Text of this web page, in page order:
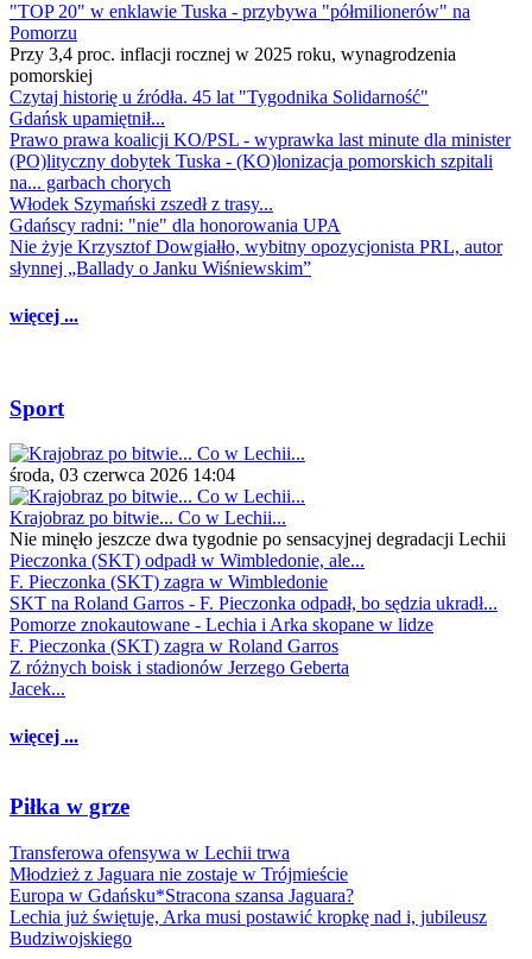
"TOP 20" w enklawie Tuska - przybywa "półmilionerów" na
Pomorzu
Przy 3,4 proc. inflacji rocznej w 2025 roku, wynagrodzenia
pomorskiej
Czytaj historię u źródła. 45 lat "Tygodnika Solidarność"
Gdańsk upamiętnił...
Prawo prawa koalicji KO/PSL - wyprawka last minute dla minister
(PO)lityczny dobytek Tuska - (KO)lonizacja pomorskich szpitali
na... garbach chorych
Włodek Szymański zszedł z trasy...
Gdańscy radni: "nie" dla honorowania UPA
Nie żyje Krzysztof Dowgiałło, wybitny opozycjonista PRL, autor
słynnej „Ballady o Janku Wiśniewskim”
więcej ...
Sport
środa, 03 czerwca 2026 14:04
Krajobraz po bitwie... Co w Lechii...
Nie minęło jeszcze dwa tygodnie po sensacyjnej degradacji Lechii
Pieczonka (SKT) odpadł w Wimbledonie, ale...
F. Pieczonka (SKT) zagra w Wimbledonie
SKT na Roland Garros - F. Pieczonka odpadł, bo sędzia ukradł...
Pomorze znokautowane - Lechia i Arka skopane w lidze
F. Pieczonka (SKT) zagra w Roland Garros
Z różnych boisk i stadionów Jerzego Geberta
Jacek...
więcej ...
Piłka w grze
Transferowa ofensywa w Lechii trwa
Młodzież z Jaguara nie zostaje w Trójmieście
Europa w Gdańsku*Stracona szansa Jaguara?
Lechia już świętuje, Arka musi postawić kropkę nad i, jubileusz
Budziwojskiego